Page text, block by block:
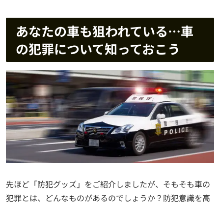
あなたの車も狙われている…車
の犯罪について知っておこう
先ほど「防犯グッズ」をご紹介しましたが、そもそも車の
犯罪とは、どんなものがあるのでしょうか？防犯意識を高